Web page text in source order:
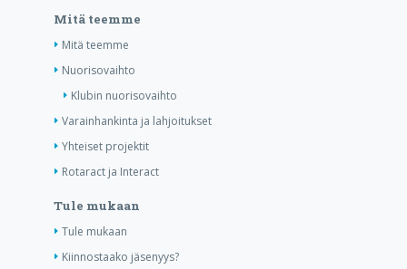
Mitä teemme
Mitä teemme
Nuorisovaihto
Klubin nuorisovaihto
Varainhankinta ja lahjoitukset
Yhteiset projektit
Rotaract ja Interact
Tule mukaan
Tule mukaan
Kiinnostaako jäsenyys?